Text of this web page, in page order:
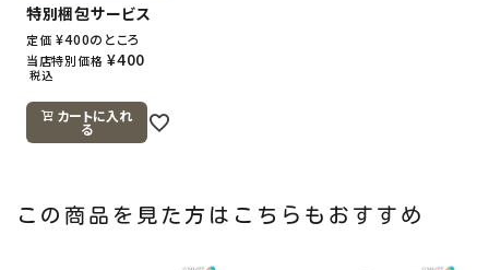
特別梱包サービス
定価 ¥400のところ
当店特別価格 ¥400
税込
カートに入れ
る
この商品を見た方はこちらもおすすめ